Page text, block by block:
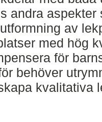
andra aspekter
av
med hög
för
behöver
kvalitativa